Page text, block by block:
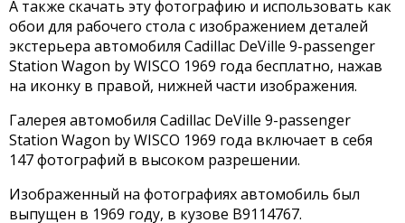
А также скачать эту фотографию и использовать как
обои для рабочего стола с изображением деталей
экстерьера автомобиля Cadillac DeVille 9-passenger
Station Wagon by WISCO 1969 года бесплатно, нажав
на иконку в правой, нижней части изображения.
Галерея автомобиля Cadillac DeVille 9-passenger
Station Wagon by WISCO 1969 года включает в себя
147 фотографий в высоком разрешении.
Изображенный на фотографиях автомобиль был
выпущен в 1969 году, в кузове B9114767.